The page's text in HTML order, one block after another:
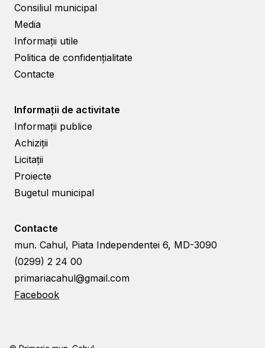
Consiliul municipal
Media
Informații utile
Politica de confidențialitate
Contacte
Informații de activitate
Informații publice
Achiziții
Licitații
Proiecte
Bugetul municipal
Contacte
mun. Cahul, Piata Independentei 6, MD-3090
(0299) 2 24 00
primariacahul@gmail.com
Facebook